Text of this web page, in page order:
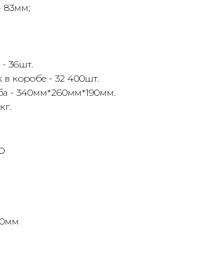
83мм;
- 36шт.
в коробе - 32 400шт.
- 340мм*260мм*190мм.